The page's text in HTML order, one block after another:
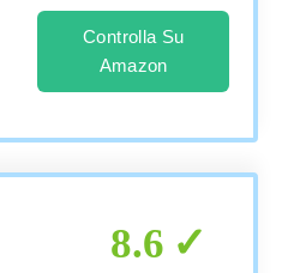
Controlla Su
Amazon
8.6